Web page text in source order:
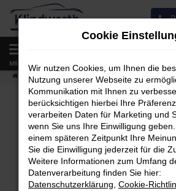
Zum
Hauptinhalt
springen
MENÜ
Startseite Fahrzeugangebot Fahrzeug-
Fehler:
Beim Laden ist ein Fehler
Hier sind ein paar Tipps, die dir
Cookie
Wir nutzen Cookies, um Ihnen die
Nutzung unserer Webseite zu
Kommunikation mit Ihnen zu
berücksichtigen hierbei Ihre
verarbeiten Daten für Marketing und
wenn Sie uns Ihre Einwilligung
einem späteren Zeitpunkt Ihre
Sie die Einwilligung jederzeit für die
Weitere Informationen zum Umfang
Datenverarbeitung finden Sie hier:
Datenschutzerklärung Cookie-